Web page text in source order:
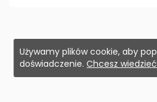
Używamy plików cookie, aby
doświadczenie.Chcesz